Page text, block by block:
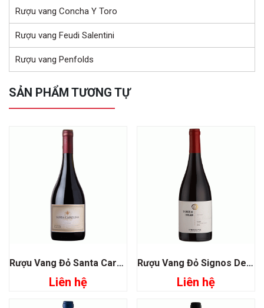
Rượu vang Concha Y Toro
Rượu vang Feudi Salentini
Rượu vang Penfolds
SẢN PHẨM TƯƠNG TỰ
Rượu Vang Đỏ Santa Carolina Reserva De DE Familia Syrah
Liên hệ
Rượu Vang Đỏ Signos De Origen Syrah
Liên hệ